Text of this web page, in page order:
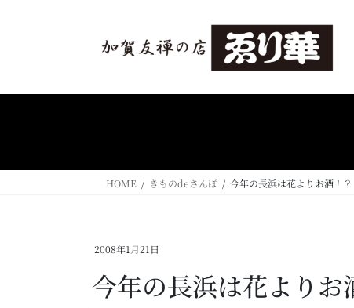
HOME きものdeさんぽ 今年の長浜は花よりお酒！？
2008年1月21日
今年の長浜は花よりお